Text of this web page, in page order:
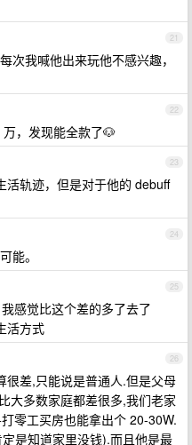
21
次我喊他出来玩他不感兴趣，
22
，发现能全款了🐶
23
活轨迹，但是对于他的 debuff
24
能。
25
感觉比这个差的多了去了
活方式
26
很差,只能说是普通人.但是父母
大多数家庭都差很多,我们老家
零工买房也能拿出个 20-30W.
是知道家里没钱).而且他是最